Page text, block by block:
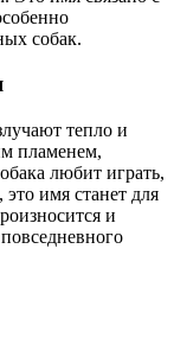
собак.
тепло и
пламенем,
любит играть,
это имя станет для
и